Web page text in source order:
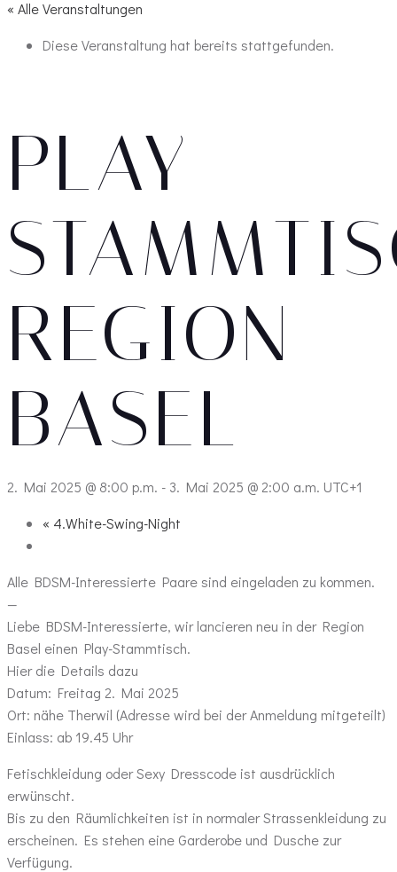
« Alle Veranstaltungen
Diese Veranstaltung hat bereits stattgefunden.
PLAY-
REGION
BASEL
2. Mai 2025 @ 8:00 p.m. - 3. Mai 2025 @ 2:00 a.m. UTC+1
« 4.White-Swing-Night
Alle BDSM-Interessierte Paare sind eingeladen zu kommen.
—
Liebe BDSM-Interessierte, wir lancieren neu in der Region
Basel einen Play-Stammtisch.
Hier die Details dazu
Datum: Freitag 2. Mai 2025
Ort: nähe Therwil (Adresse wird bei der Anmeldung mitgeteilt)
Einlass: ab 19.45 Uhr
Fetischkleidung oder Sexy Dresscode ist ausdrücklich
erwünscht.
Bis zu den Räumlichkeiten ist in normaler Strassenkleidung zu
erscheinen. Es stehen eine Garderobe und Dusche zur
Verfügung.